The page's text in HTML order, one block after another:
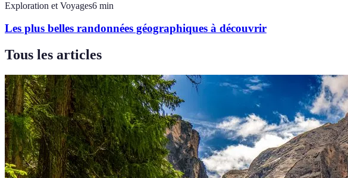
Exploration et Voyages6 min
Les plus belles randonnées géographiques à découvrir
Tous les articles